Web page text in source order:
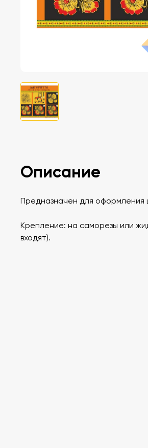
Описание
Предназначен для оформления
Крепление: на саморезы или
входят).